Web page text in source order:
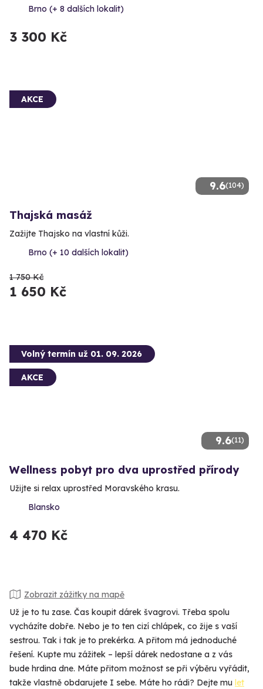
Brno (+ 8 dalších lokalit)
3 300 Kč
9.6(104)
AKCE
Thajská masáž
Zažijte Thajsko na vlastní kůži.
Brno (+ 10 dalších lokalit)
1 750 Kč
1 650 Kč
9.6(11)
Volný termín už 01. 09. 2026
AKCE
Wellness pobyt pro dva uprostřed přírody
Užijte si relax uprostřed Moravského krasu.
Blansko
4 470 Kč
Zobrazit zážitky na mapě
Už je to tu zase. Čas koupit dárek švagrovi. Třeba spolu
vycházíte dobře. Nebo je to ten cizí chlápek, co žije s vaší
sestrou. Tak i tak je to prekérka. A přitom má jednoduché
řešení. Kupte mu zážitek – lepší dárek nedostane a z vás
bude hrdina dne. Máte přitom možnost se při výběru vyřádit,
takže vlastně obdarujete I sebe. Máte ho rádi? Dejte mu let